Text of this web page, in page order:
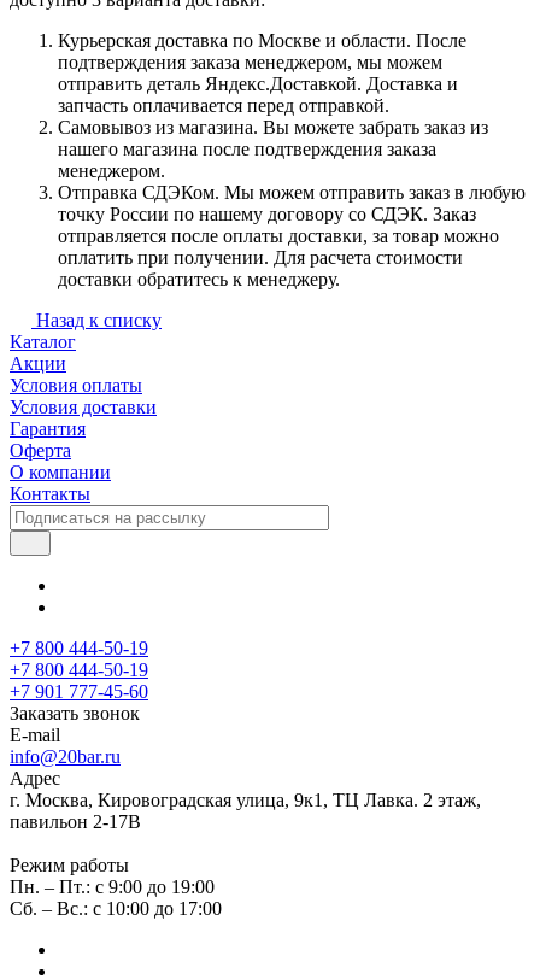
Курьерская доставка по Москве и области. После
подтверждения заказа менеджером, мы можем
отправить деталь Яндекс.Доставкой. Доставка и
запчасть оплачивается перед отправкой.
Самовывоз из магазина. Вы можете забрать заказ из
нашего магазина после подтверждения заказа
менеджером.
Отправка СДЭКом. Мы можем отправить заказ в любую
точку России по нашему договору со СДЭК. Заказ
отправляется после оплаты доставки, за товар можно
оплатить при получении. Для расчета стоимости
доставки обратитесь к менеджеру.
Назад к списку
Каталог
Акции
Условия оплаты
Условия доставки
Гарантия
Оферта
О компании
Контакты
+7 800 444-50-19
+7 800 444-50-19
+7 901 777-45-60
Заказать звонок
E-mail
info@20bar.ru
Адрес
г. Москва, Кировоградская улица, 9к1, ТЦ Лавка. 2 этаж,
павильон 2-17В
Режим работы
Пн. – Пт.: с 9:00 до 19:00
Сб. – Вс.: с 10:00 до 17:00